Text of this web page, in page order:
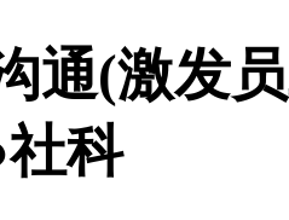
通(激发
科